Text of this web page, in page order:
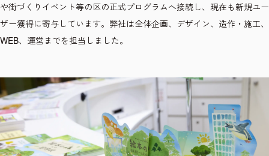
や街づくりイベント等の区の正式プログラムへ接続し、現在も新規ユー
ザー獲得に寄与しています。弊社は全体企画、デザイン、造作・施工、
WEB、運営までを担当しました。